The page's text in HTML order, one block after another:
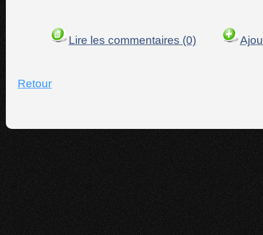
Lire les commentaires (0)
Retour